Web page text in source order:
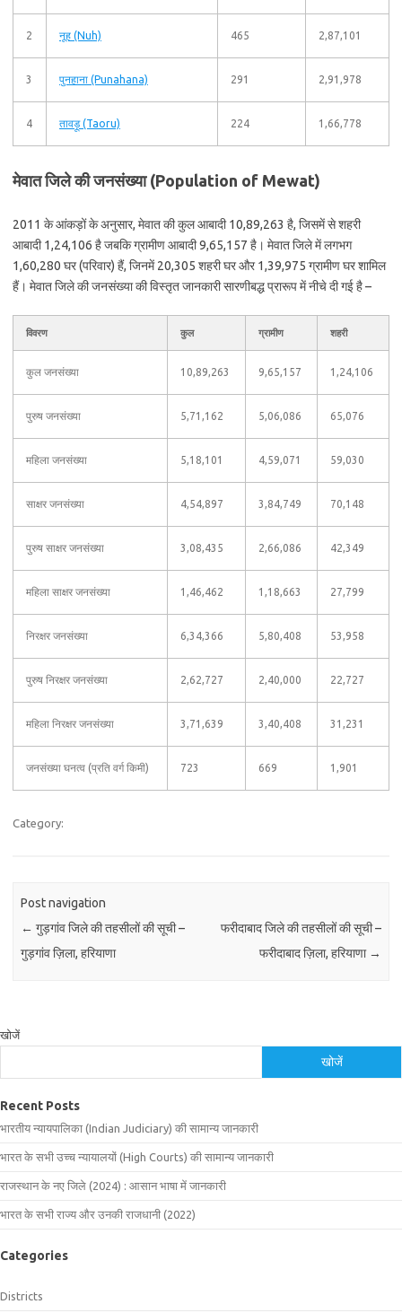
2 नूह (Nuh) 465 2,87,101
3 पुनहाना (Punahana) 291 2,91,978
4 तावड़ू (Taoru) 224 1,66,778
मेवात जिले की जनसंख्या (Population of Mewat)
2011 के आंकड़ों के अनुसार, मेवात की कुल आबादी 10,89,263 है, जिसमें से शहरी
आबादी 1,24,106 है जबकि ग्रामीण आबादी 9,65,157 है। मेवात जिले में लगभग
1,60,280 घर (परिवार) हैं, जिनमें 20,305 शहरी घर और 1,39,975 ग्रामीण घर शामिल
हैं। मेवात जिले की जनसंख्या की विस्तृत जानकारी सारणीबद्ध प्रारूप में नीचे दी गई है –
विवरण कुल ग्रामीण शहरी
कुल जनसंख्या 10,89,263 9,65,157 1,24,106
पुरुष जनसंख्या 5,71,162 5,06,086 65,076
महिला जनसंख्या 5,18,101 4,59,071 59,030
साक्षर जनसंख्या 4,54,897 3,84,749 70,148
पुरुष साक्षर जनसंख्या 3,08,435 2,66,086 42,349
महिला साक्षर जनसंख्या 1,46,462 1,18,663 27,799
निरक्षर जनसंख्या 6,34,366 5,80,408 53,958
पुरुष निरक्षर जनसंख्या 2,62,727 2,40,000 22,727
महिला निरक्षर जनसंख्या 3,71,639 3,40,408 31,231
जनसंख्या घनत्व (प्रति वर्ग किमी) 723 669 1,901
Category:
Post navigation
← गुड़गांव जिले की तहसीलों की सूची –
गुड़गांव ज़िला, हरियाणा
फरीदाबाद जिले की तहसीलों की सूची –
फरीदाबाद ज़िला, हरियाणा →
खोजें
खोजें
Recent Posts
भारतीय न्यायपालिका (Indian Judiciary) की सामान्य जानकारी
भारत के सभी उच्च न्यायालयों (High Courts) की सामान्य जानकारी
राजस्थान के नए जिले (2024) : आसान भाषा में जानकारी
भारत के सभी राज्य और उनकी राजधानी (2022)
Categories
Districts